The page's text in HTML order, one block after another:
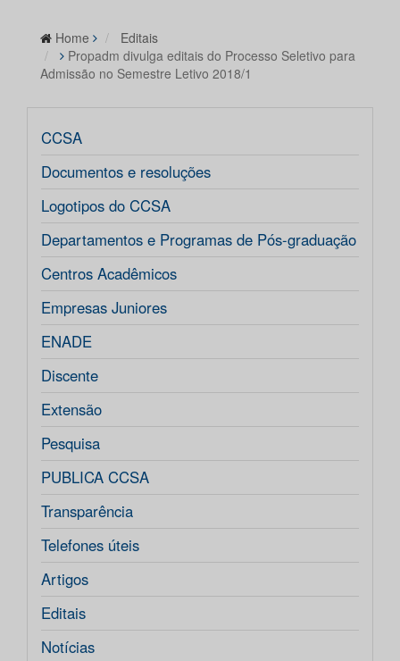
Home
Editais
Propadm divulga editais do Processo Seletivo para
Admissão no Semestre Letivo 2018/1
CCSA
Documentos e resoluções
Logotipos do CCSA
Departamentos e Programas de Pós-graduação
Centros Acadêmicos
Empresas Juniores
ENADE
Discente
Extensão
Pesquisa
PUBLICA CCSA
Transparência
Telefones úteis
Artigos
Editais
Notícias